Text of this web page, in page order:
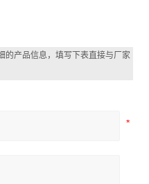
的产品信息，填写下表直接与厂家